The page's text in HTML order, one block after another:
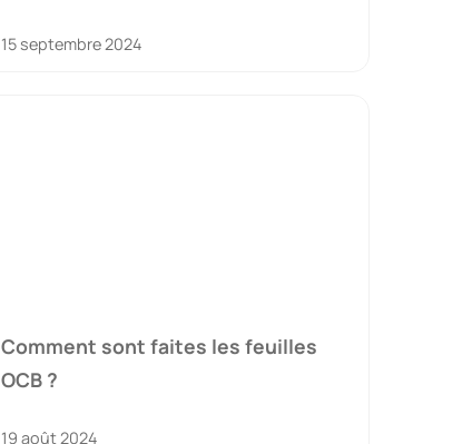
15 septembre 2024
Comment sont faites les feuilles
OCB ?
19 août 2024